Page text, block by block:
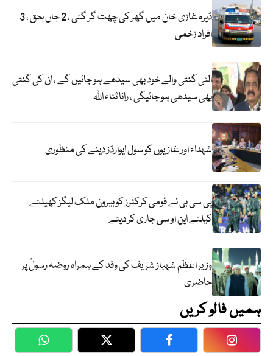
ڈیرہ غازی خان میں گھر کی چھت گر گئی ، 2 جاں بحق ، 3
افراد زخمی
الٹی گنتی والے خود بھی سیدھے ہو جائیں گے ، ان کی گنتی
بھی سیدھی ہو جائیگی ، رانا ثناء اللہ
شہداء اور غازیوں کو سول ایوارڈز دینے کی منظوری
پی سی بی نے قومی کرکٹرز کو بیرون ملک لیگز کھیلنے
کیلئے این او سی جاری کر دیئے
وزیر اعظم شہباز شریف کی وفد کے ہمراہ روضہ رسولؐ پر
حاضری
ہمیں فالو کریں
WhatsApp Twitter Facebook